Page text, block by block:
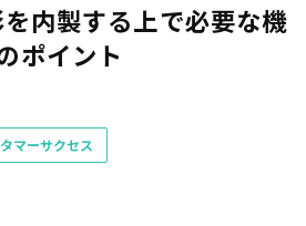
内製する上で必要な機
ポイント
マーサクセス